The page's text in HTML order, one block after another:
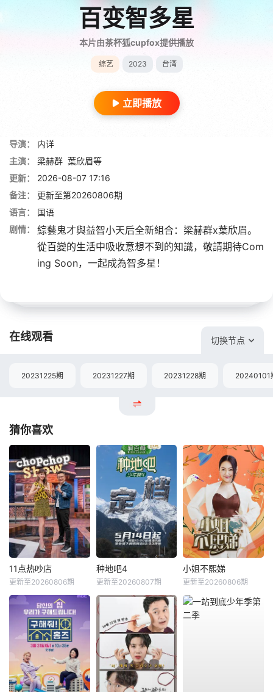
百变智多星
本片由茶杯狐cupfox提供播放
综艺 2023 台湾
立即播放
导演：
内详
主演：
梁赫群 葉欣眉等
更新：
2026-08-07 17:16
备注：
更新至第20260806期
语言：
国语
剧情：
綜藝鬼才與益智小天后全新組合：梁赫群x葉欣眉。
從百變的生活中吸收意想不到的知識，敬請期待Com
ing Soon，一起成為智多星！
在线观看 切换节点
20231225期 20231227期 20231228期 20240101
猜你喜欢
11点热吵店
更新至20260806期
种地吧4
更新至20260807期
小姐不熙娣
更新至20260806期